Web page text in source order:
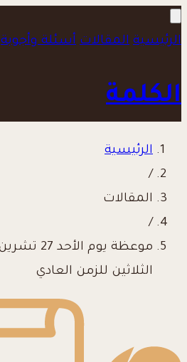
الرئيسية المقالات أسئلة وأجوبة
الكلمة
الرئيسية
/
المقالات
/
الثلاثين للزمن العادي